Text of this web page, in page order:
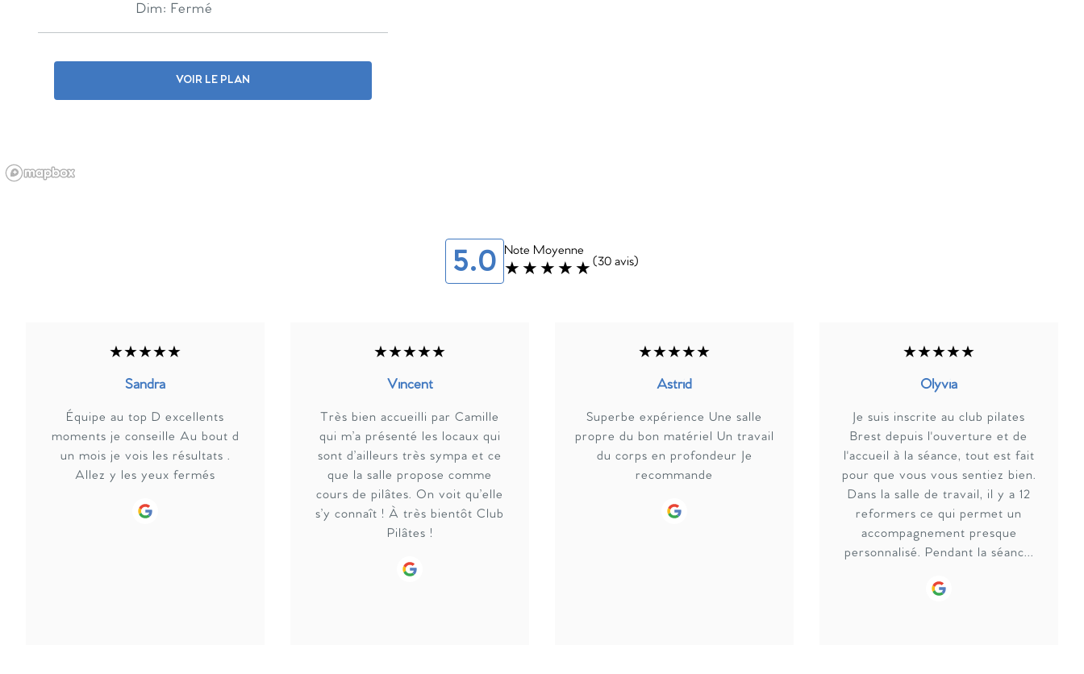
Dim: Fermé
VOIR LE PLAN
5.0 Note Moyenne
★★★★★ (30 avis)
★★★★★
Sandra
Équipe au top D excellents
moments je conseille Au bout d
un mois je vois les résultats .
Allez y les yeux fermés
Google
★★★★★
Vincent
Très bien accueilli par Camille
qui m’a présenté les locaux qui
sont d’ailleurs très sympa et ce
que la salle propose comme
cours de pilâtes. On voit qu’elle
s’y connaît ! À très bientôt Club
Pilâtes !
Google
★★★★★
Astrid
Superbe expérience Une salle
propre du bon matériel Un travail
du corps en profondeur Je
recommande
Google
★★★★★
Olyvia
Je suis inscrite au club pilates
Brest depuis l'ouverture et de
l'accueil à la séance, tout est fait
pour que vous vous sentiez bien.
Dans la salle de travail, il y a 12
reformers ce qui permet un
accompagnement presque
personnalisé. Pendant la séanc...
Google